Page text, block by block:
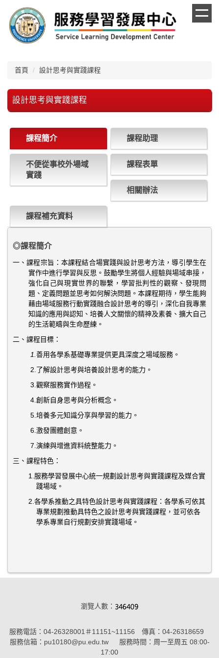
到
主
首頁 設計思考與實踐課程
設計思考與實踐課程
課程簡介 課程助理
不便從事校外場域
實踐
課程表單
相關辦法
課程補充資料
◎課程簡介
一、課程宗旨：本課程結合場實踐與設計思考方法，導引學生在
實作中進行學習與反思。鼓勵學生將個人經驗與場域串接，
強化自己與現實世界的聯繫，學習批判性的觀察、發現問
題、定義問題並思考如何解決問題。本課程期待，學生能夠
藉由場域服務行動實踐融合設計思考的導引，深化自我專業
知識的應用與認知、培養人文關懷的精神及素養、擴大自己
的生活範疇與生命歷練。
二、課程目標：
1. 善用各學系基礎專業提供更具深度之場域服務。
2.了解設計思考與培養設計思考的能力。
3.觀察服務實作過程。
4.創新自身思考與分析概念。
5.培養多元知識分享與學習的能力。
6.激發團體創意。
7.演練與增進資料統整能力。
三、課程特色：
1. 服務學習發展中心統一規劃設計思考與實踐課程及媒合實
踐場域。
2. 各學系推動之具特色設計思考與實踐課程 ： 各學系可依其
專業規劃推動具特色之設計思考與實踐課程 ， 並可依各
學系專業自行規劃安排實踐場域。
瀏覽人數：
服務電話：04-26328001＃11151~11156 傳真：04-26318659
服務信箱：pu10180@pu.edu.tw 服務時間：周一至周五 08:00-
17:00